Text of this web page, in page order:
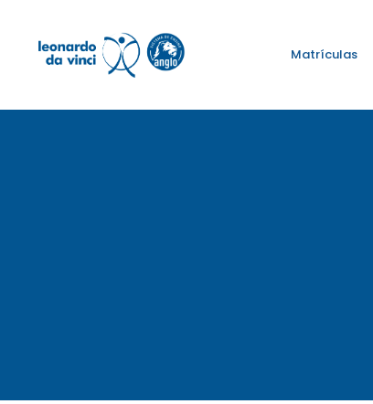
Matrículas